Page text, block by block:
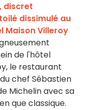
discret
dissimulé au
Maison Villeroy
de l'hôtel
le restaurant
chef Sébastien
Michelin avec sa
que classique.